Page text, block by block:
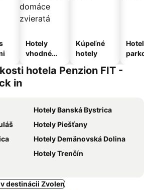
Hotely
vhodné
domáce
Kúpeľné
hotely
hotela Penzion FIT -
in
Hotely Banská Bystrica
Hotely Piešťany
Hotely Demänovská Dolina
Hotely Trenčín
destinácii Zvolen